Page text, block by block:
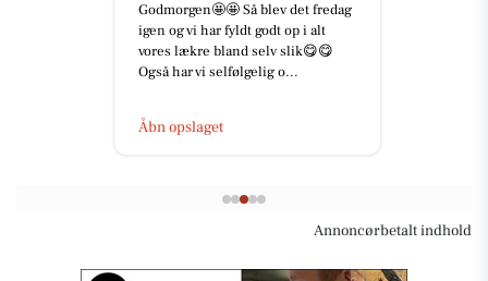
Godmorgen🤩🤩 Så blev det fredag
igen og vi har fyldt godt op i alt
vores lækre bland selv slik😋😋
Også har vi selfølgelig o...
Åbn opslaget
Annoncørbetalt indhold